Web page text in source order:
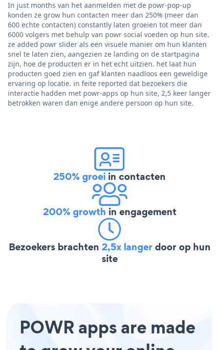
In just months van het aanmelden met de powr-pop-up
konden ze grow hun contacten meer dan 250% (meer dan
600 echte contacten) constantly laten groeien tot meer dan
6000 volgers met behulp van powr social voeden op hun site.
ze added powr slider als een visuele manier om hun klanten
snel te laten zien, aangezien ze landing on de startpagina
zijn, hoe de producten er in het echt uitzien. het laat hun
producten goed zien en gaf klanten naadloos een geweldige
ervaring op locatie. in feite reported dat bezoekers die
interactie hadden met powr-apps op hun site, 2,5 keer langer
betrokken waren dan enige andere persoon op hun site.
250% groei in contacten
200% growth in engagement
Bezoekers brachten 2,5x langerdoor op hun
site
POWR apps are made